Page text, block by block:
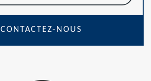
CONTACTEZ-NOUS